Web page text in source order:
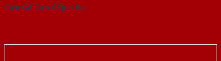
Cửa Gỗ Cao Cấp o fix